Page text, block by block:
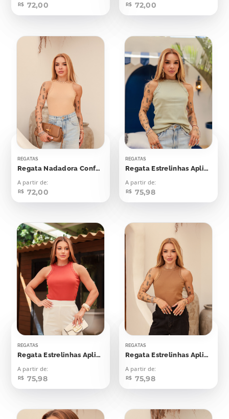
R$ 72,00 R$ 72,00
REGATAS
Regata Nadadora Confort Bolinhas Aplicação
A partir de:
R$ 72,00
REGATAS
Regata Estrelinhas Aplicação
A partir de:
R$ 75,98
REGATAS
Regata Estrelinhas Aplicação
A partir de:
R$ 75,98
REGATAS
Regata Estrelinhas Aplicação
A partir de:
R$ 75,98